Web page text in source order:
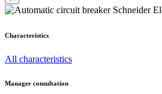
Characteristics
All characteristics
Manager consultation